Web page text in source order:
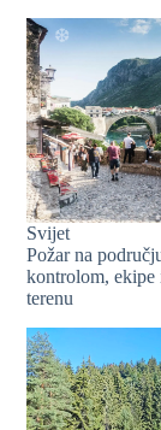
Svijet
Požar na
kontrolom, ekipe
terenu
❆